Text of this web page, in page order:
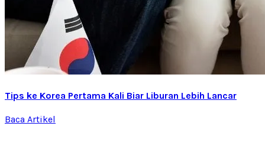
Tips ke Korea Pertama Kali Biar Liburan Lebih Lancar
Baca Artikel